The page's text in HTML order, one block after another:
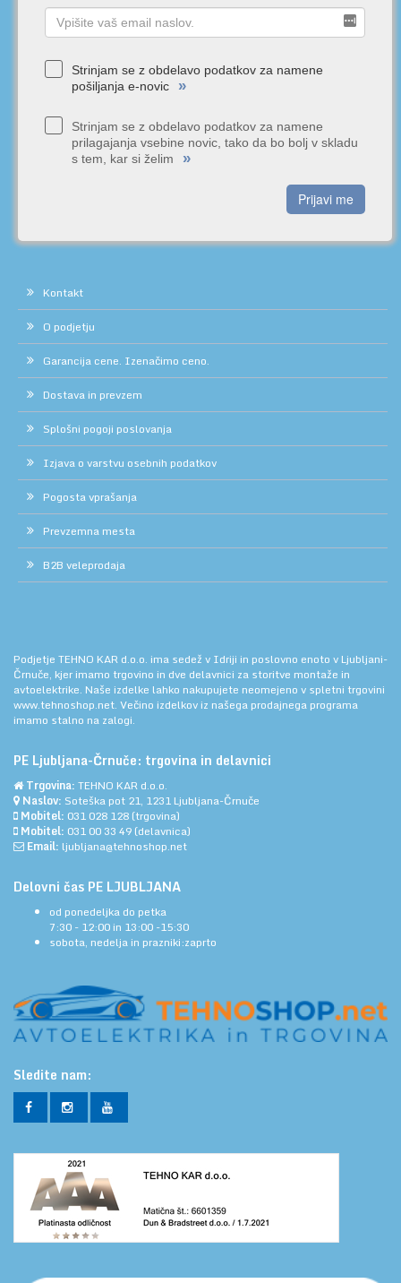
Strinjam se z obdelavo podatkov za namene
pošiljanja e-novic
»
Strinjam se z obdelavo podatkov za namene
prilagajanja vsebine novic, tako da bo bolj v skladu
s tem, kar si želim
»
Prijavi me
Kontakt
O podjetju
Garancija cene. Izenačimo ceno.
Dostava in prevzem
Splošni pogoji poslovanja
Izjava o varstvu osebnih podatkov
Pogosta vprašanja
Prevzemna mesta
B2B veleprodaja
Podjetje TEHNO KAR d.o.o. ima sedež v Idriji in poslovno enoto v Ljubljani-
Črnuče, kjer imamo trgovino in dve delavnici za storitve montaže in
avtoelektrike. Naše izdelke lahko nakupujete neomejeno v spletni trgovini
www.tehnoshop.net. Večino izdelkov iz našega prodajnega programa
imamo stalno na zalogi.
PE Ljubljana-Črnuče: trgovina in delavnici
Trgovina: TEHNO KAR d.o.o.
Naslov: Soteška pot 21, 1231 Ljubljana-Črnuče
Mobitel: 031 028 128 (trgovina)
Mobitel: 031 00 33 49 (delavnica)
Email: ljubljana@tehnoshop.net
Delovni čas PE LJUBLJANA
od ponedeljka do petka
7:30 - 12:00 in 13:00 -15:30
sobota, nedelja in prazniki:zaprto
Sledite nam: